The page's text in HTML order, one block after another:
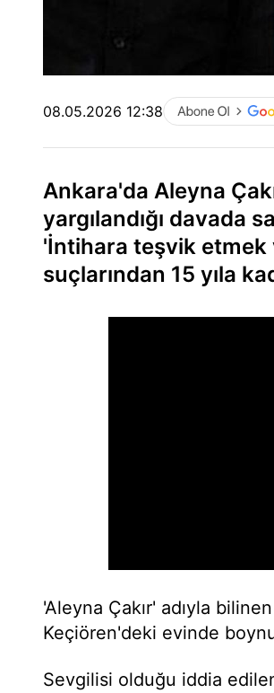
08.05.2026 12:38
Ankara'da Aleyna
yargılandığı davada
'İntihara teşvik etmek
suçlarından 15 yıla
'Aleyna Çakır' adıyla
Keçiören'deki evinde
Sevgilisi olduğu iddia